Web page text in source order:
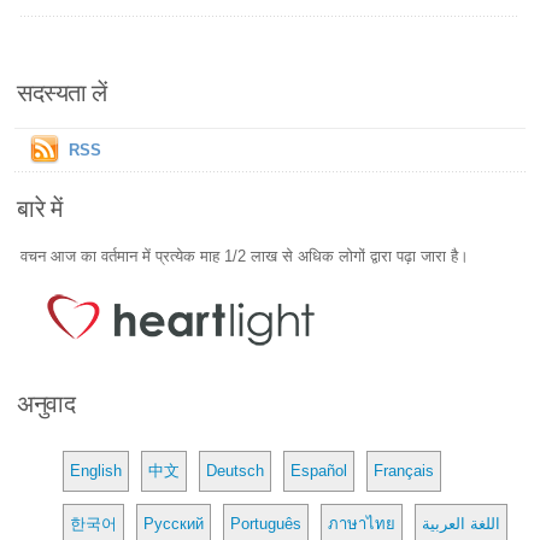
सदस्यता लें
RSS
बारे में
वचन आज का वर्तमान में प्रत्येक माह 1/2 लाख से अधिक लोगों द्वारा पढ़ा जारा है।
अनुवाद
English 中文 Deutsch Español Français
한국어 Русский Português ภาษาไทย اللغة العربية